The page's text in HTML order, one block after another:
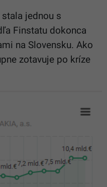
jednou s
Finstatu dokonca
na Slovensku. Ako
zotavuje po kríze